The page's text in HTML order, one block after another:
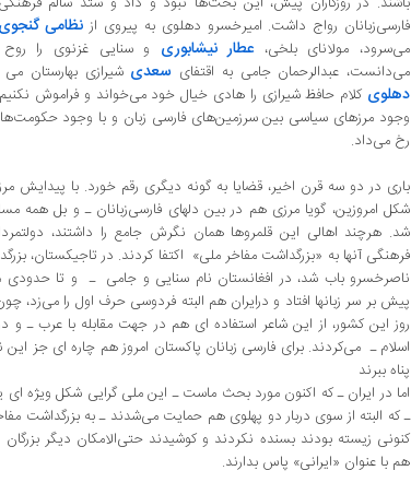
فارسی‌زبانان رواج داشت‌. امیرخسرو دهلوی به پیروی از نظامی گنجوی
می‌سرود، مولانای بلخی‌،عطار نیشابوری و سنایی غزنوی را
می‌دانست، عبدالرحمان جامی به اقتفای سعدی شیرازی بهارستان
دهلوی کلام حافظ شیرازی را هادی خیال خود می‌خواند و فراموش
وجود مرزهای سیاسی بین سرزمین‌های فارسی ‌زبان و با وجود
رخ می‌داد.
باری در دو سه قرن اخیر، قضایا به گونه دیگری رقم خورد. با پیدایش
شکل امروزین، گویا مرزی هم در بین دلهای فارسی‌زبانان ـ و بل همه
‌شد. هرچند اهالی این قلمروها همان نگرش جامع را داشتند،
فرهنگی آنها به «بزرگداشت مفاخر ملی‌» اکتفا کردند. در تاجیکستان،
ناصرخسرو باب شد، در افغانستان نام سنایی و جامی ـ و تا حدودی
پیش بر سر زبانها افتاد و درایران هم البته فردوسی حرف اول را می‌زد،
روز این کشور، از این شاعر استفاده ‌ای هم در جهت مقابله با عرب ـ و
اسلام ـ می‌کردند. برای فارسی ‌زبانان پاکستان امروز هم چاره ‌ای جز این
پناه ‌ببرند
اما در ایران ـ که اکنون مورد بحث ماست ـ این ملی ‌گرایی شکل ویژه‌ ای
ـ که البته از سوی دربار دو پهلوی هم حمایت می‌شدند ـ به بزرگداشت
کنونی زیسته بودند بسنده نکردند و کوشیدند حتی‌الامکان دیگر
هم با عنوان «ایرانی» پاس بدارند.